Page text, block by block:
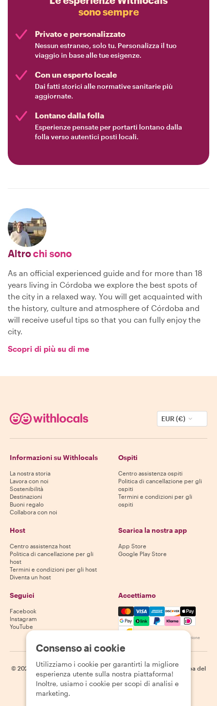
sono sempre
Privato e personalizzato
Nessun estraneo, solo tu. Personalizza il tuo
viaggio in base alle tue esigenze.
Con un esperto locale
Dai fatti storici alle normative sanitarie più
aggiornate.
Lontano dalla folla
Esperienze pensate per portarti lontano dalla
folla verso autentici posti locali.
Altrochi sono
As an official experienced guide and for more than 18
years living in Córdoba we explore the best spots of
the city in a relaxed way. You will get acquainted with
the history, culture and atmosphere of Córdoba and
will receive useful tips so that you can fully enjoy the
city.
Scopri di più su di me
EUR (€)
Informazioni su Withlocals
La nostra storia
Lavora con noi
Sostenibilità
Destinazioni
Buoni regalo
Collabora con noi
Ospiti
Centro assistenza ospiti
Politica di cancellazione per gli
ospiti
Termini e condizioni per gli
ospiti
Host
Centro assistenza host
Politica di cancellazione per gli
host
Termini e condizioni per gli host
Diventa un host
Scarica la nostra app
App Store
Google Play Store
Seguici
Facebook
Instagram
YouTube
Accettiamo
Mastercard, Visa, Amex,
La disponibilità varia in base alla destinazione
© 2026 Withlocals.com Informativa sulla privacy Cookie | Mappa del
sito
Consenso ai cookie
Utilizziamo i cookie per garantirti la migliore
esperienza utente sulla nostra piattaforma!
Inoltre, usiamo i cookie per scopi di analisi e
marketing.